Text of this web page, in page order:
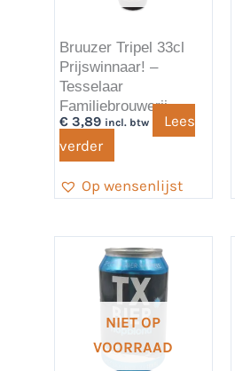
Bruuzer Tripel 33cl
Prijswinnaar! –
Tesselaar
Familiebrouwerij
€ 3,89 incl. btw
Lees
verder
Op wensenlijst
NIET OP
VOORRAAD